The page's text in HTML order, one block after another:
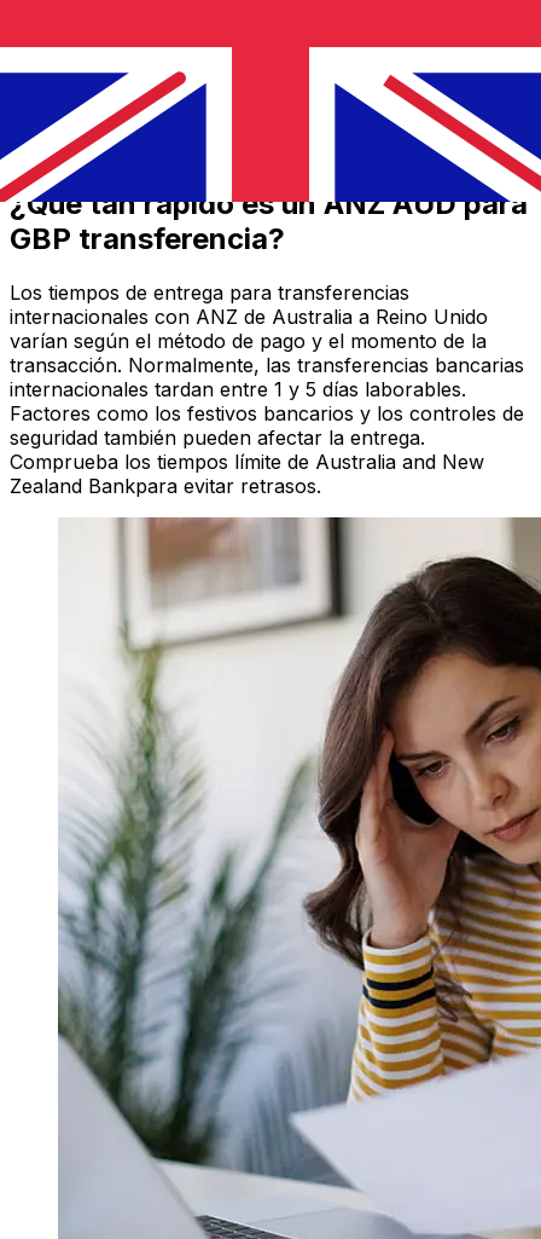
¿Qué tan rápido es un ANZ AUD para
GBP transferencia?
Los tiempos de entrega para transferencias
internacionales con ANZ de Australia a Reino Unido
varían según el método de pago y el momento de la
transacción. Normalmente, las transferencias bancarias
internacionales tardan entre 1 y 5 días laborables.
Factores como los festivos bancarios y los controles de
seguridad también pueden afectar la entrega.
Comprueba los tiempos límite de Australia and New
Zealand Bankpara evitar retrasos.